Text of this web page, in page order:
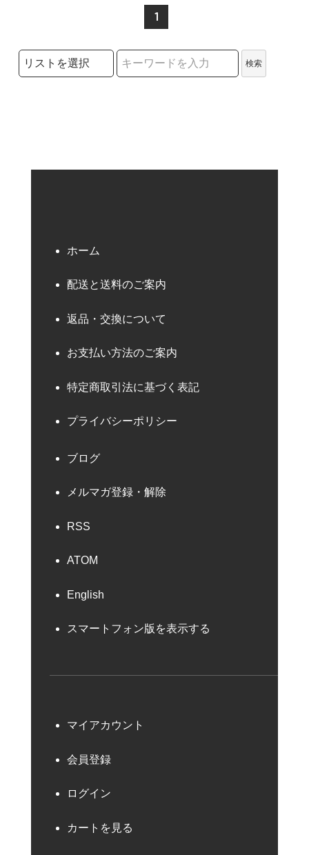
1
検索リストの選択
検索
ホーム
配送と送料のご案内
返品・交換について
お支払い方法のご案内
特定商取引法に基づく表記
プライバシーポリシー
ブログ
メルマガ登録・解除
RSS
ATOM
English
スマートフォン版を表示する
マイアカウント
会員登録
ログイン
カートを見る